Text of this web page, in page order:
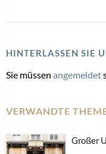
HINTERLASSEN SIE
Sie müssen angemeldet
VERWANDTE
Großer